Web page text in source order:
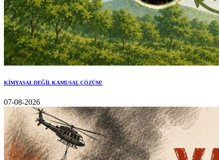
KİMYASAL DEĞİL KAMUSAL ÇÖZÜM!
07-08-2026